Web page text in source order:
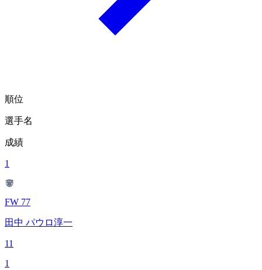
順位
選手名
成績
1
FW 77
田中 パウロ淳一
11
1